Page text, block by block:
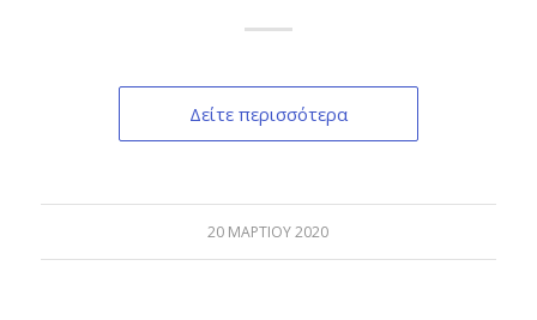
Δείτε περισσότερα
20 ΜΑΡΤΊΟΥ 2020